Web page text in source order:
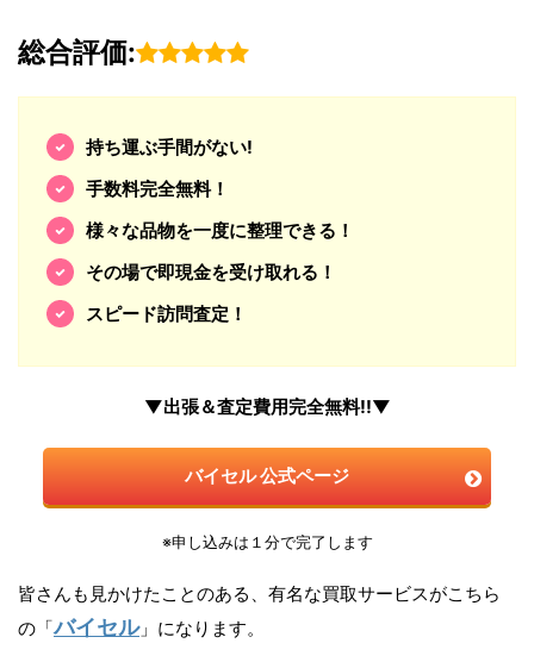
総合評価:
持ち運ぶ手間がない!
手数料完全無料！
様々な品物を一度に整理できる！
その場で即現金を受け取れる！
スピード訪問査定！
▼出張＆査定費用完全無料!!▼
バイセル 公式ページ
※申し込みは１分で完了します
皆さんも見かけたことのある、有名な買取サービスがこちら
の「バイセル」になります。